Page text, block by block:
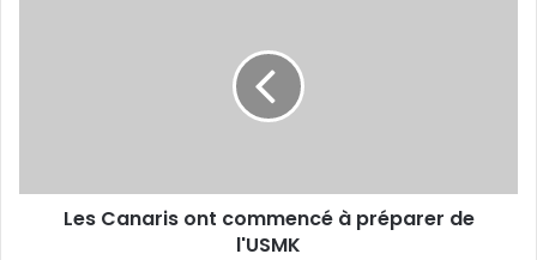
Les Canaris ont commencé à préparer de
l'USMK